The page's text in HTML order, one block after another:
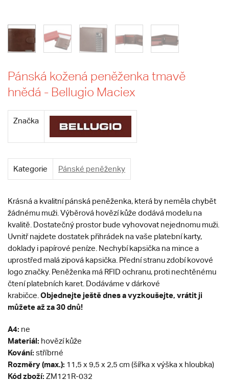
Pánská kožená peněženka tmavě
hnědá - Bellugio Maciex
Značka
Kategorie Pánské peněženky
Krásná a kvalitní pánská peněženka, která by neměla chybět
žádnému muži. Výběrová hovězí kůže dodává modelu na
kvalitě. Dostatečný prostor bude vyhovovat nejednomu muži.
Uvnitř najdete dostatek přihrádek na vaše platební karty,
doklady i papírové peníze. Nechybí kapsička na mince a
uprostřed malá zipová kapsička. Přední stranu zdobí kovové
logo značky. Peněženka má RFID ochranu, proti nechtěnému
čtení platebních karet. Dodáváme v dárkové
krabičce. Objednejte ještě dnes a vyzkoušejte, vrátit ji
můžete až za 30 dnů!
A4: ne
Materiál: hovězí kůže
Kování: stříbrné
Rozměry (max.): 11,5 x 9,5 x 2,5 cm (šířka x výška x hloubka)
Kód zboží: ZM121R-032